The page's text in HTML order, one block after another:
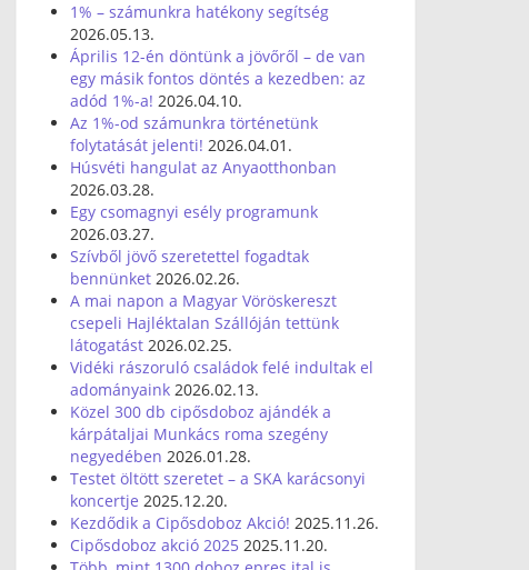
1% – számunkra hatékony segítség
2026.05.13.
Április 12-én döntünk a jövőről – de van
egy másik fontos döntés a kezedben: az
adód 1%-a! 2026.04.10.
Az 1%-od számunkra történetünk
folytatását jelenti! 2026.04.01.
Húsvéti hangulat az Anyaotthonban
2026.03.28.
Egy csomagnyi esély programunk
2026.03.27.
Szívből jövő szeretettel fogadtak
bennünket 2026.02.26.
A mai napon a Magyar Vöröskereszt
csepeli Hajléktalan Szállóján tettünk
látogatást 2026.02.25.
Vidéki rászoruló családok felé indultak el
adományaink 2026.02.13.
Közel 300 db cipősdoboz ajándék a
kárpátaljai Munkács roma szegény
negyedében 2026.01.28.
Testet öltött szeretet – a SKA karácsonyi
koncertje 2025.12.20.
Kezdődik a Cipősdoboz Akció! 2025.11.26.
Cipősdoboz akció 2025 2025.11.20.